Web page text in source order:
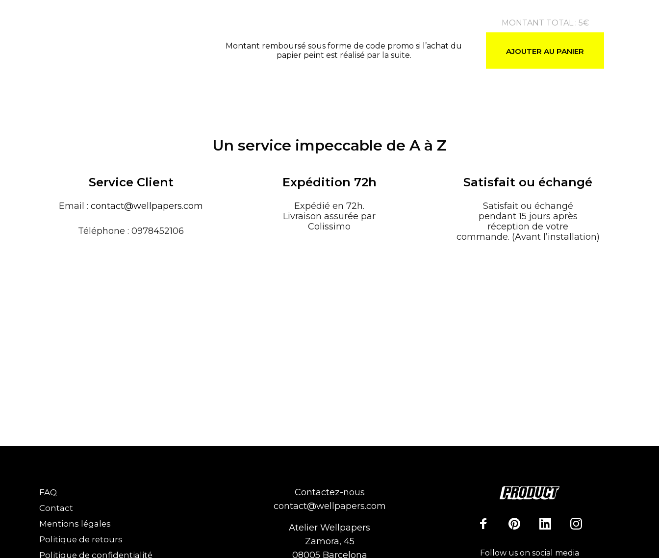
Montant remboursé sous forme de code promo si l’achat du
papier peint est réalisé par la suite.
MONTANT TOTAL: 5€
AJOUTER AU PANIER
Un service impeccable de A à Z
Service Client
Email :contact@wellpapers.com
Téléphone : 0978452106
Expédition 72h
Expédié en 72h.
Livraison assurée par
Colissimo
Satisfait ou échangé
Satisfait ou échangé
pendant 15 jours après
réception de votre
commande. (Avant l’installation)
FAQ
Contact
Mentions légales
Politique de retours
Politique de confidentialité
Contactez-nous
contact@wellpapers.com
Atelier Wellpapers
Zamora, 45
08005 Barcelona
Follow us on social media